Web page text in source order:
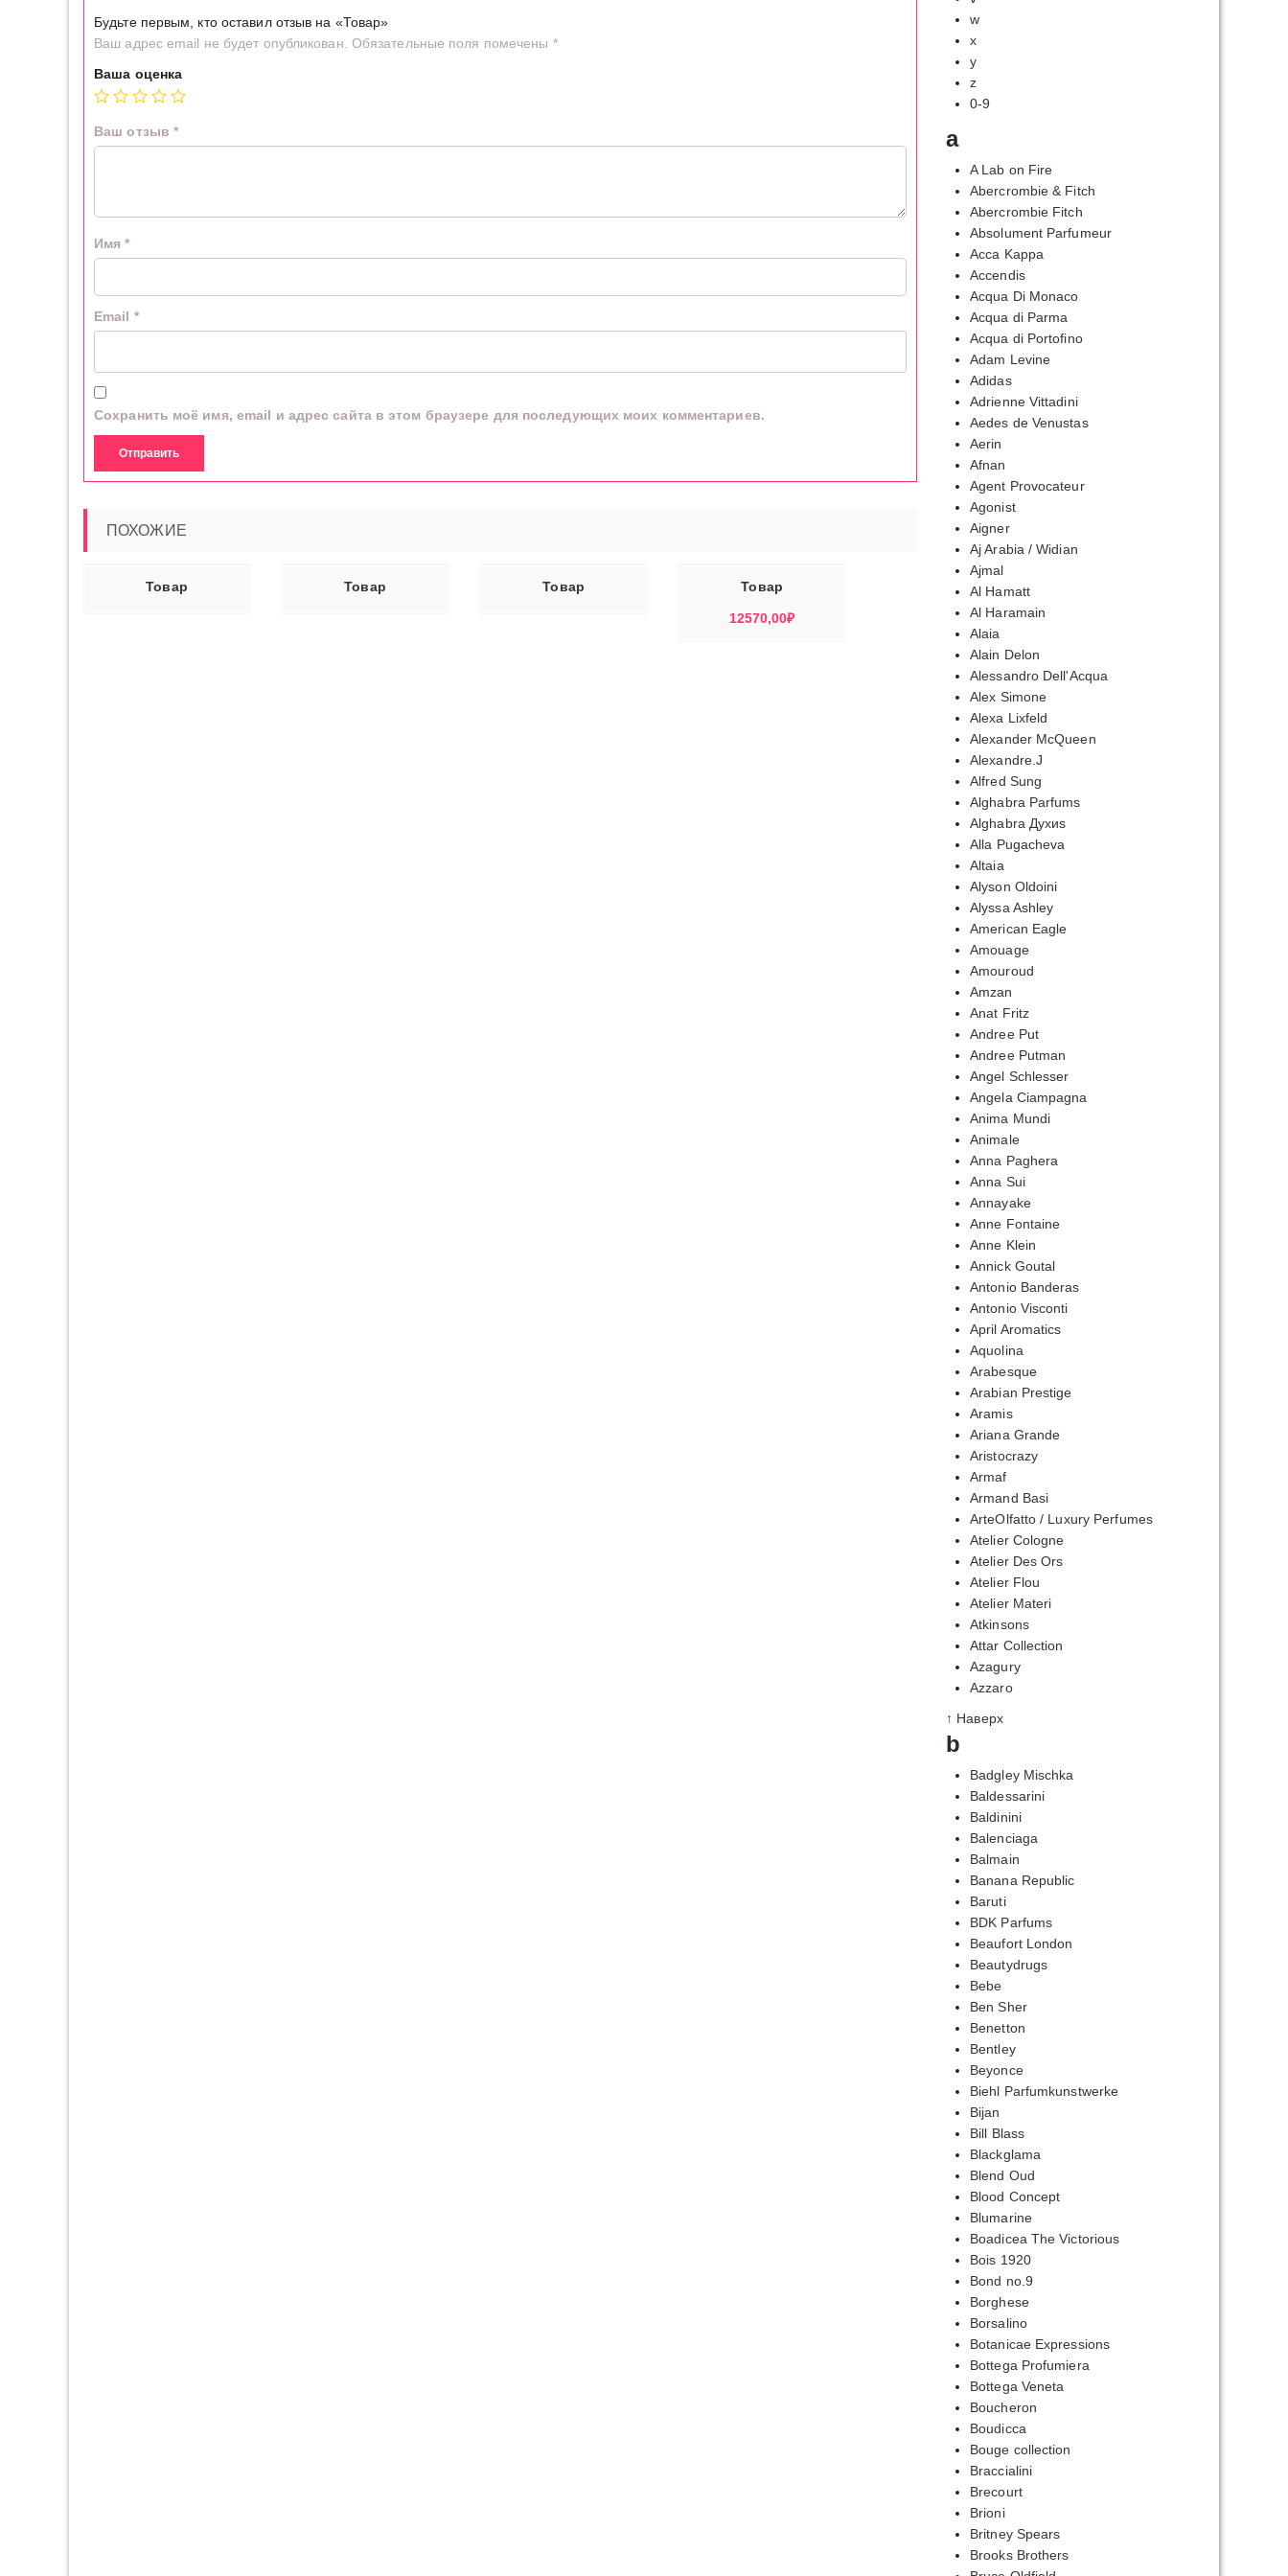
Будьте первым, кто оставил отзыв на «Товар»
Ваш адрес email не будет опубликован. Обязательные поля помечены *
Ваша оценка
Ваш отзыв *
Имя*
Email *
Сохранить моё имя, email и адрес сайта в этом браузере для последующих моих комментариев.
ПОХОЖИЕ
Товар Товар Товар Товар
12570,00₽
w
x
y
z
0-9
a
A Lab on Fire
Abercrombie & Fitch
Abercrombie Fitch
Absolument Parfumeur
Acca Kappa
Accendis
Acqua Di Monaco
Acqua di Parma
Acqua di Portofino
Adam Levine
Adidas
Adrienne Vittadini
Aedes de Venustas
Aerin
Afnan
Agent Provocateur
Agonist
Aigner
Aj Arabia / Widian
Ajmal
Al Hamatt
Al Haramain
Alaia
Alain Delon
Alessandro Dell'Acqua
Alex Simone
Alexa Lixfeld
Alexander McQueen
Alexandre.J
Alfred Sung
Alghabra Parfums
Alghabra Духиs
Alla Pugacheva
Altaia
Alyson Oldoini
Alyssa Ashley
American Eagle
Amouage
Amouroud
Amzan
Anat Fritz
Andree Put
Andree Putman
Angel Schlesser
Angela Ciampagna
Anima Mundi
Animale
Anna Paghera
Anna Sui
Annayake
Anne Fontaine
Anne Klein
Annick Goutal
Antonio Banderas
Antonio Visconti
April Aromatics
Aquolina
Arabesque
Arabian Prestige
Aramis
Ariana Grande
Aristocrazy
Armaf
Armand Basi
ArteOlfatto / Luxury Perfumes
Atelier Cologne
Atelier Des Ors
Atelier Flou
Atelier Materi
Atkinsons
Attar Collection
Azagury
Azzaro
↑ Наверх
b
Badgley Mischka
Baldessarini
Baldinini
Balenciaga
Balmain
Banana Republic
Baruti
BDK Parfums
Beaufort London
Beautydrugs
Bebe
Ben Sher
Benetton
Bentley
Beyonce
Biehl Parfumkunstwerke
Bijan
Bill Blass
Blackglama
Blend Oud
Blood Concept
Blumarine
Boadicea The Victorious
Bois 1920
Bond no.9
Borghese
Borsalino
Botanicae Expressions
Bottega Profumiera
Bottega Veneta
Boucheron
Boudicca
Bouge collection
Braccialini
Brecourt
Brioni
Britney Spears
Brooks Brothers